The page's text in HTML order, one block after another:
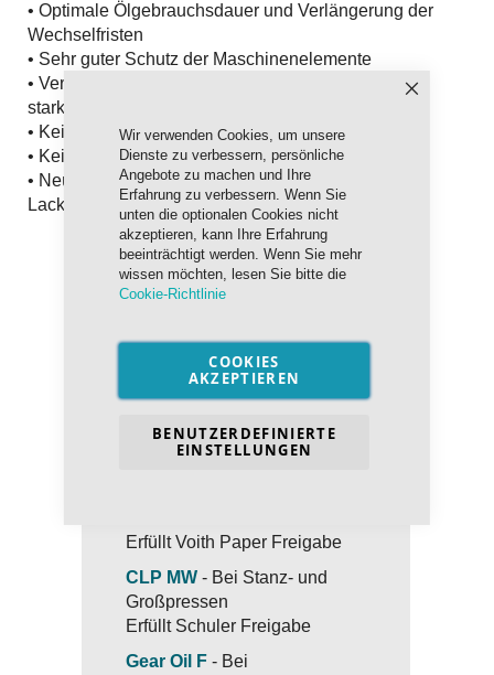
Wir verwenden Cookies, um unsere
Dienste zu verbessern, persönliche
Angebote zu machen und Ihre
Erfahrung zu verbessern. Wenn Sie
unten die optionalen Cookies nicht
akzeptieren, kann Ihre Erfahrung
beeinträchtigt werden. Wenn Sie mehr
wissen möchten, lesen Sie bitte die
Cookie-Richtlinie
COOKIES
AKZEPTIEREN
BENUTZERDEFINIERTE
EINSTELLUNGEN
• Optimale Ölgebrauchsdauer und Verlängerung der
Wechselfristen
• Sehr guter Schutz der Maschinenelemente
• Verhindert wirkungsvoll Schaumbildung, auch bei
starker Fremdstoffeinwirkung
• Keine Einschränkung beim Einsatz von Filtern
• Keine Tendenz zur Bildung von Rückständen
• Neutrales Verhalten gegenüber Dichtungen und
Lacken
PRODUKTPROGRAMM
CLP- Standard
Industriegetriebeöl
Erfüllt Voith Paper Freigabe
CLP MW - Bei Stanz- und
Großpressen
Erfüllt Schuler Freigabe
Gear Oil F - Bei